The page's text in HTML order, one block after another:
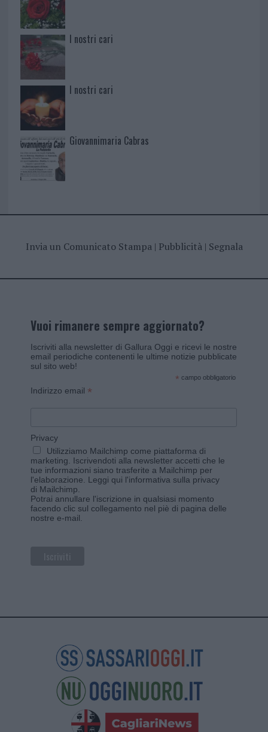
I nostri cari
I nostri cari
Giovannimaria Cabras
Invia un Comunicato Stampa| Pubblicità| Segnala
Vuoi rimanere sempre aggiornato?
Iscriviti alla newsletter di Gallura Oggi e ricevi le nostre
email periodiche contenenti le ultime notizie pubblicate
sul sito web!
* campo obbligatorio
Indirizzo email *
Privacy
Utilizziamo Mailchimp come piattaforma di
marketing. Iscrivendoti alla newsletter accetti che le
tue informazioni siano trasferite a Mailchimp per
l'elaborazione. Leggi qui l'informativa sulla privacy
di Mailchimp.
Potrai annullare l'iscrizione in qualsiasi momento
facendo clic sul collegamento nel piè di pagina delle
nostre e-mail.